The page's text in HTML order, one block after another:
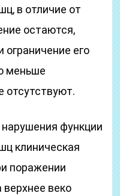
в отличие от
остаются,
ограничение его
меньше
отсутствуют.
функции
клиническая
поражении
верхнее веко